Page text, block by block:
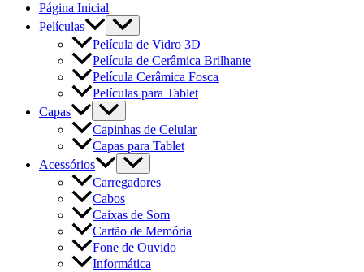
Página Inicial
Películas
Película de Vidro 3D
Película de Cerâmica Brilhante
Película Cerâmica Fosca
Películas para Tablet
Capas
Capinhas de Celular
Capas para Tablet
Acessórios
Carregadores
Cabos
Caixas de Som
Cartão de Memória
Fone de Ouvido
Informática